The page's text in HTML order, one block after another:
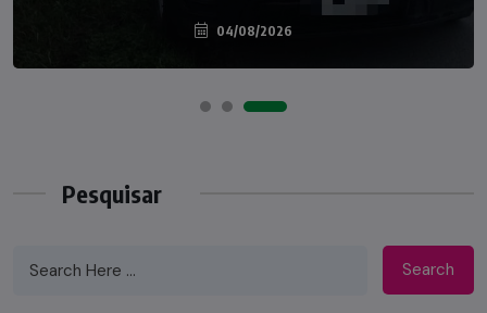
04/08/2026
07/08/2026
Pesquisar
Search